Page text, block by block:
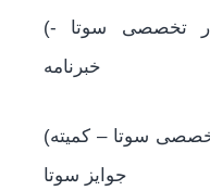
(مسعود الفت (سخنران وبینار تخصصی سوتا -
خبرنامه
(الهه انسانی ( سخنران وبینار تخصصی سوتا – کمیته
جوایز سوتا